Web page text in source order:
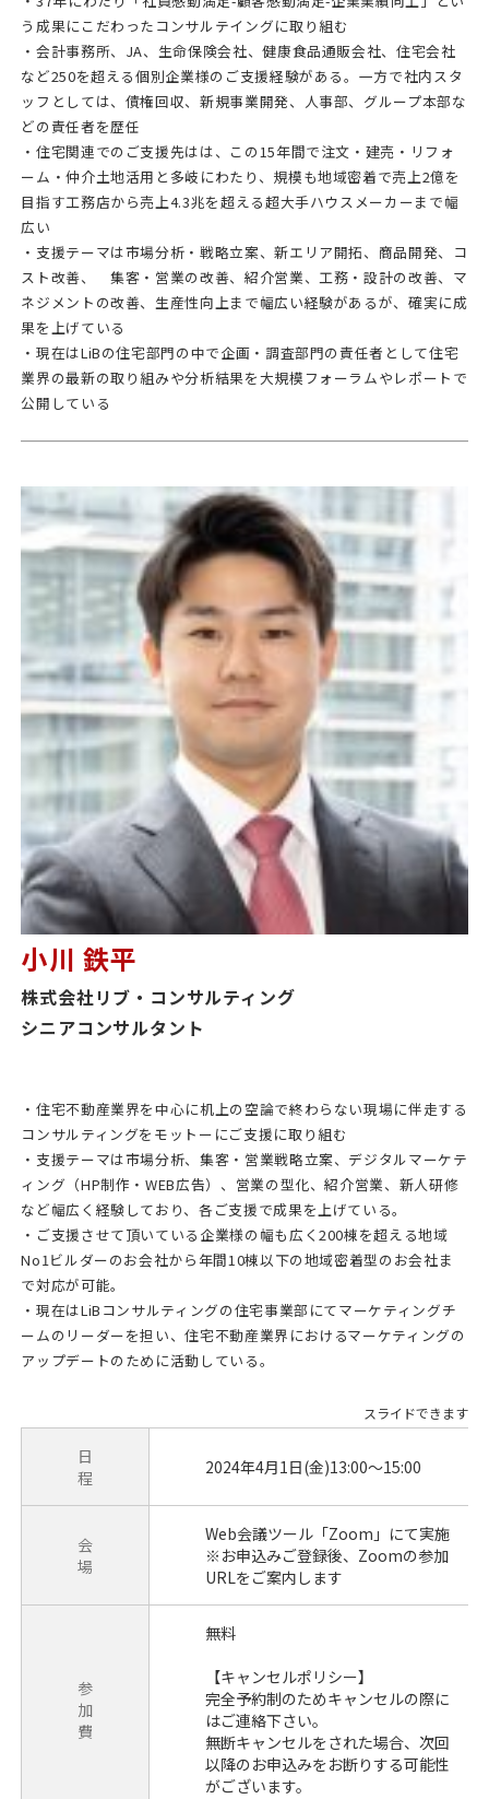
う成果にこだわったコンサルテイングに取り組む
・会計事務所、JA、生命保険会社、健康食品通販会社、住宅会社
など250を超える個別企業様のご支援経験がある。一方で社内スタ
ッフとしては、債権回収、新規事業開発、人事部、グループ本部な
どの責任者を歴任
・住宅関連でのご支援先はは、この15年間で注文・建売・リフォ
ーム・仲介土地活用と多岐にわたり、規模も地域密着で売上2億を
目指す工務店から売上4.3兆を超える超大手ハウスメーカーまで幅
広い
・支援テーマは市場分析・戦略立案、新エリア開拓、商品開発、コ
スト改善、 集客・営業の改善、紹介営業、工務・設計の改善、マ
ネジメントの改善、生産性向上まで幅広い経験があるが、確実に成
果を上げている
・現在はLiBの住宅部門の中で企画・調査部門の責任者として住宅
業界の最新の取り組みや分析結果を大規模フォーラムやレポートで
公開している
小川 鉄平
株式会社リブ・コンサルティング
シニアコンサルタント
・住宅不動産業界を中心に机上の空論で終わらない現場に伴走する
コンサルティングをモットーにご支援に取り組む
・支援テーマは市場分析、集客・営業戦略立案、デジタルマーケテ
ィング（HP制作・WEB広告）、営業の型化、紹介営業、新人研修
など幅広く経験しており、各ご支援で成果を上げている。
・ご支援させて頂いている企業様の幅も広く200棟を超える地域
No1ビルダーのお会社から年間10棟以下の地域密着型のお会社ま
で対応が可能。
・現在はLiBコンサルティングの住宅事業部にてマーケティングチ
ームのリーダーを担い、住宅不動産業界におけるマーケティングの
アップデートのために活動している。
日
程
2024年4月1日(金)13:00～15:00
会
場
Web会議ツール「Zoom」にて実施
※お申込みご登録後、Zoomの参加
URLをご案内します
参
加
費
無料
【キャンセルポリシー】
完全予約制のためキャンセルの際に
はご連絡下さい。
無断キャンセルをされた場合、次回
以降のお申込みをお断りする可能性
がございます。